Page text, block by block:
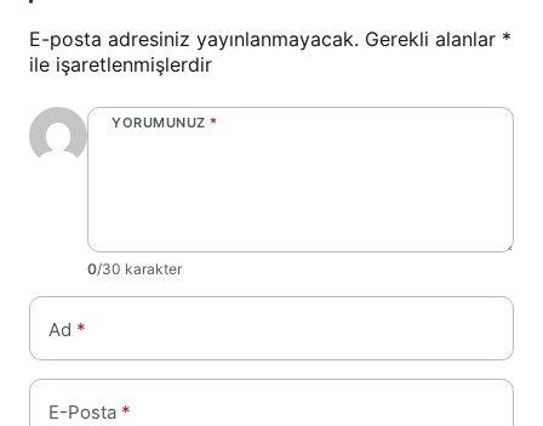
E-posta adresiniz yayınlanmayacak. Gerekli alanlar *
ile işaretlenmişlerdir
YORUMUNUZ *
0/30 karakter
Ad *
E-Posta *